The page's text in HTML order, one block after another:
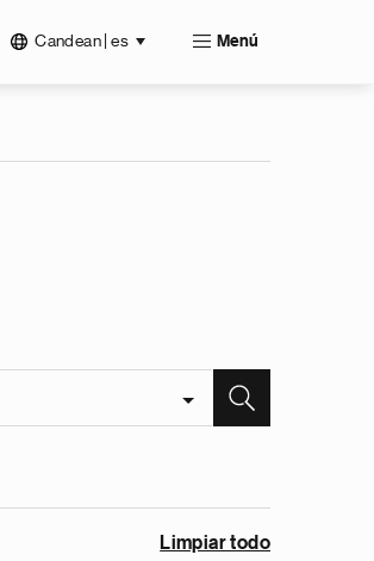
Candean | es Menú
Limpiar todo